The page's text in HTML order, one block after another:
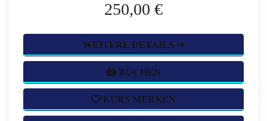
250,00 €
WEITERE DETAILS ➞
BUCHEN
KURS MERKEN